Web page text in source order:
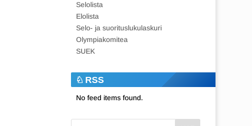
Selolista
Elolista
Selo- ja suorituslukulaskuri
Olympiakomitea
SUEK
RSS
No feed items found.